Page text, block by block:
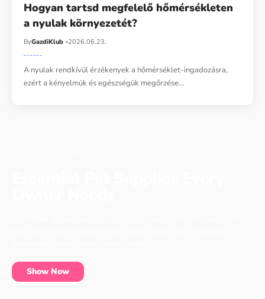
Hogyan tartsd megfelelő hőmérsékleten
a nyulak környezetét?
ByGazdiKlub 2026.06.23.
A nyulak rendkívül érzékenyek a hőmérséklet-ingadozásra,
ezért a kényelmük és egészségük megőrzése…
Show Now